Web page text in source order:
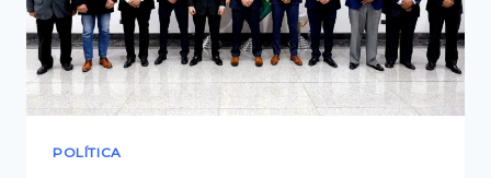
y
analistas
ven
un
POLÍTICA